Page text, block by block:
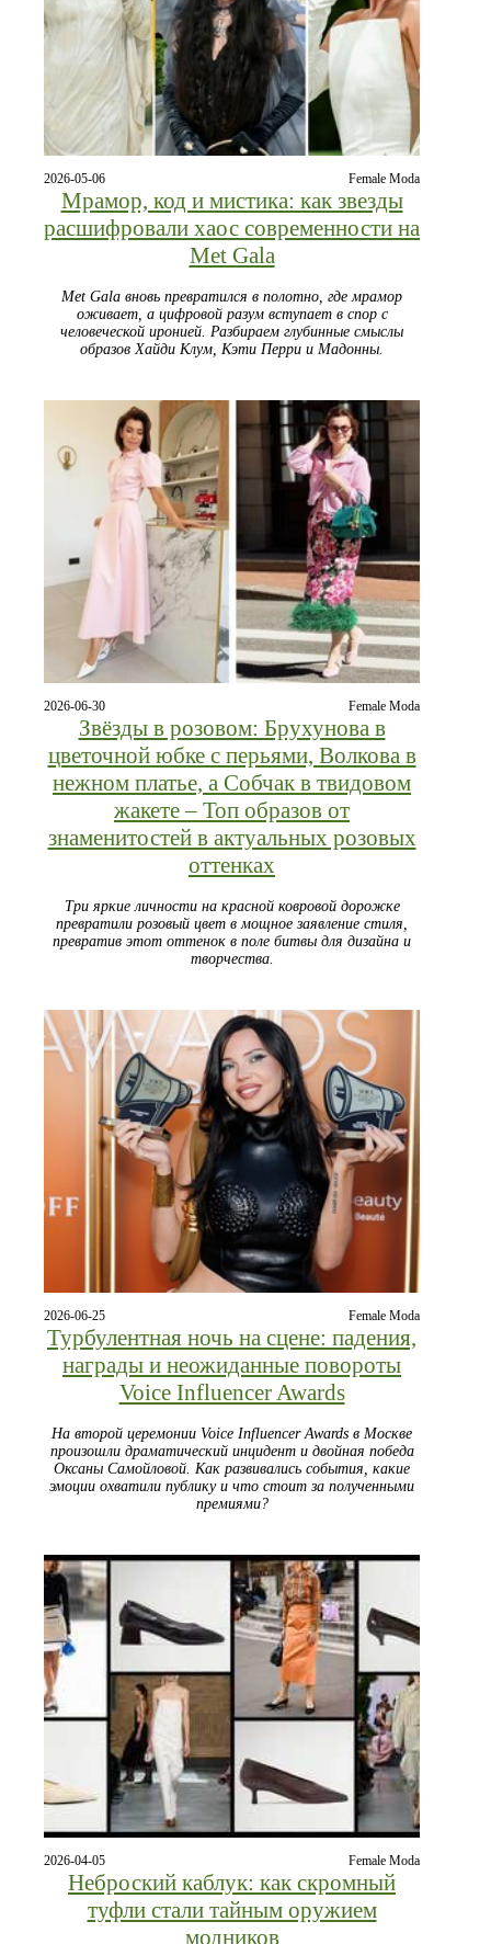
2026-05-06 Female Moda
Мрамор, код и мистика: как звезды
расшифровали хаос современности на
Met Gala
Met Gala вновь превратился в полотно, где мрамор
оживает, а цифровой разум вступает в спор с
человеческой иронией. Разбираем глубинные смыслы
образов Хайди Клум, Кэти Перри и Мадонны.
2026-06-30 Female Moda
Звёзды в розовом: Брухунова в
цветочной юбке с перьями, Волкова в
нежном платье, а Собчак в твидовом
жакете – Топ образов от
знаменитостей в актуальных розовых
оттенках
Три яркие личности на красной ковровой дорожке
превратили розовый цвет в мощное заявление стиля,
превратив этот оттенок в поле битвы для дизайна и
творчества.
2026-06-25 Female Moda
Турбулентная ночь на сцене: падения,
награды и неожиданные повороты
Voice Influencer Awards
На второй церемонии Voice Influencer Awards в Москве
произошли драматический инцидент и двойная победа
Оксаны Самойловой. Как развивались события, какие
эмоции охватили публику и что стоит за полученными
премиями?
2026-04-05 Female Moda
Неброский каблук: как скромный
туфли стали тайным оружием
модников